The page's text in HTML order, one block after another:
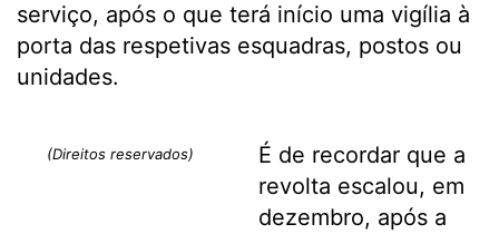
serviço, após o que terá início uma vigília à
porta das respetivas esquadras, postos ou
unidades.
(Direitos reservados)
É de recordar que a
revolta escalou, em
dezembro, após a